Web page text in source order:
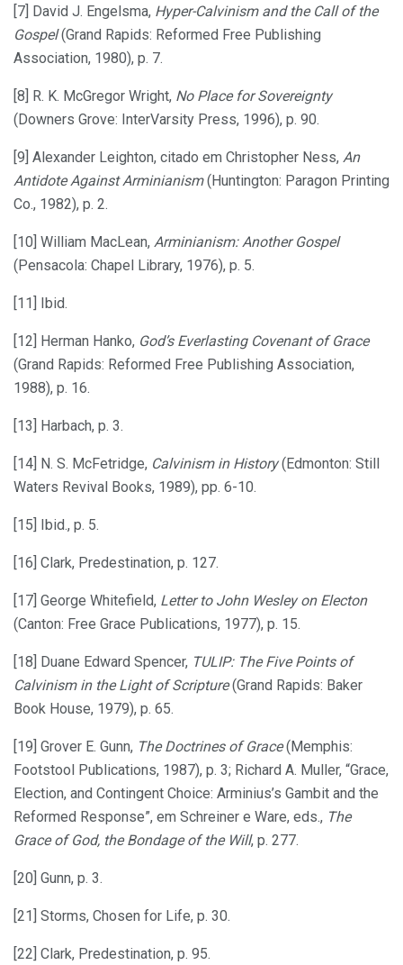
[7] David J. Engelsma, Hyper-Calvinism and the Call of the
Gospel(Grand Rapids: Reformed Free Publishing
Association, 1980), p. 7.
[8] R. K. McGregor Wright, No Place for Sovereignty
(Downers Grove: InterVarsity Press, 1996), p. 90.
[9] Alexander Leighton, citado em Christopher Ness, An
Antidote Against Arminianism(Huntington: Paragon Printing
Co., 1982), p. 2.
[10] William MacLean, Arminianism: Another Gospel
(Pensacola: Chapel Library, 1976), p. 5.
[11] Ibid.
[12] Herman Hanko, God’s Everlasting Covenant of Grace
(Grand Rapids: Reformed Free Publishing Association,
1988), p. 16.
[13] Harbach, p. 3.
[14] N. S. McFetridge, Calvinism in History(Edmonton: Still
Waters Revival Books, 1989), pp. 6-10.
[15] Ibid., p. 5.
[16] Clark, Predestination, p. 127.
[17] George Whitefield, Letter to John Wesley on Electon
(Canton: Free Grace Publications, 1977), p. 15.
[18] Duane Edward Spencer, TULIP: The Five Points of
Calvinism in the Light of Scripture(Grand Rapids: Baker
Book House, 1979), p. 65.
[19] Grover E. Gunn, The Doctrines of Grace(Memphis:
Footstool Publications, 1987), p. 3; Richard A. Muller, “Grace,
Election, and Contingent Choice: Arminius’s Gambit and the
Reformed Response”, em Schreiner e Ware, eds., The
Grace of God, the Bondage of the Will, p. 277.
[20] Gunn, p. 3.
[21] Storms, Chosen for Life, p. 30.
[22] Clark, Predestination, p. 95.